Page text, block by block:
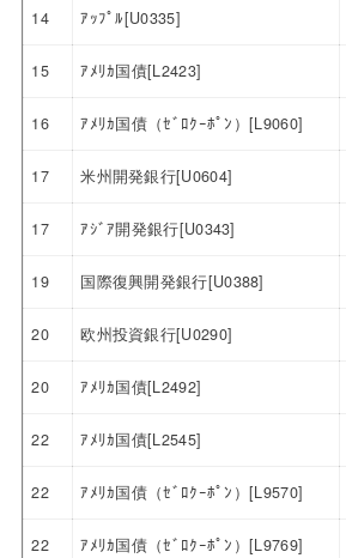
14 ｱｯﾌﾟﾙ[U0335]
15 ｱﾒﾘｶ国債[L2423]
16 ｱﾒﾘｶ国債（ｾﾞﾛｸｰﾎﾟﾝ）[L9060]
17 米州開発銀行[U0604]
17 ｱｼﾞｱ開発銀行[U0343]
19 国際復興開発銀行[U0388]
20 欧州投資銀行[U0290]
20 ｱﾒﾘｶ国債[L2492]
22 ｱﾒﾘｶ国債[L2545]
22 ｱﾒﾘｶ国債（ｾﾞﾛｸｰﾎﾟﾝ）[L9570]
22 ｱﾒﾘｶ国債（ｾﾞﾛｸｰﾎﾟﾝ）[L9769]